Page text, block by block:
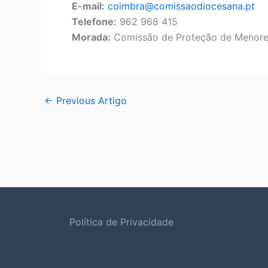
E-mail: coimbra@comissaodiocesana.pt
Telefone: 962 968 415
Morada: Comissão de Proteção de
← Previous Artigo
Política de Privacidade